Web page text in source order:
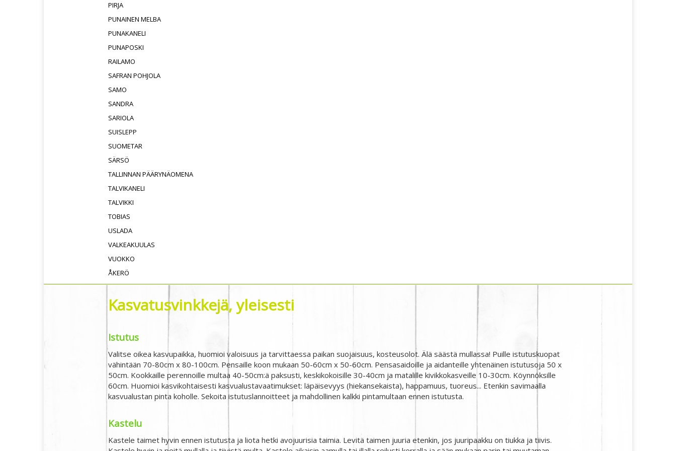
PIRJA
PUNAINEN MELBA
PUNAKANELI
PUNAPOSKI
RAILAMO
SAFRAN POHJOLA
SAMO
SANDRA
SARIOLA
SUISLEPP
SUOMETAR
SÄRSÖ
TALLINNAN PÄÄRYNÄOMENA
TALVIKANELI
TALVIKKI
TOBIAS
USLADA
VALKEAKUULAS
VUOKKO
ÅKERÖ
Kasvatusvinkkejä, yleisesti
Istutus
Valitse oikea kasvupaikka, huomioi valoisuus ja tarvittaessa paikan suojaisuus, kosteusolot. Älä säästä mullassa! Puille istutuskuopat
vähintään 70-80cm x 80-100cm. Pensaille koon mukaan 50-60cm x 50-60cm. Pensasaidoille ja aidanteille yhtenäinen istutusoja 50 x
50cm. Kookkaille perennoille multaa 40-50cm:ä paksusti, keskikokoisille 30-40cm ja matalille kivikkokasveille 10-30cm. Köynnöksille
60cm. Huomioi kasvikohtaisesti kasvualustavaatimukset: läpäisevyys (hiekansekaista), happamuus, tuoreus... Etenkin savimaalla
kasvualustan pinta koholle. Sekoita istutuslannoitteet ja mahdollinen kalkki pintamultaan ennen istutusta.
Kastelu
Kastele taimet hyvin ennen istutusta ja liota hetki avojuurisia taimia. Levitä taimen juuria etenkin, jos juuripaakku on tiukka ja tiivis.